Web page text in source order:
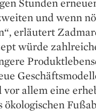
und wenn
erläutert
würde
­allem eine
ökologischen